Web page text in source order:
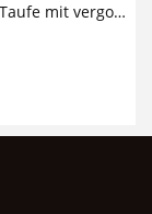
GOTT SCHÜTZE DICH GOLD Medaillon zur Taufe mit vergoldetem Kreuz Diese bezaubernde Taufkette mit Gravur besteht aus einem personalisierten...